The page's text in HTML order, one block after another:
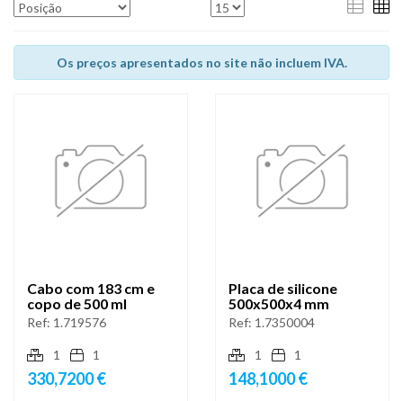
Os preços apresentados no site não incluem IVA.
Cabo com 183 cm e
copo de 500 ml
Ref: 1.719576
1 1
330,7200 €
Placa de silicone
500x500x4 mm
Ref: 1.7350004
1 1
148,1000 €